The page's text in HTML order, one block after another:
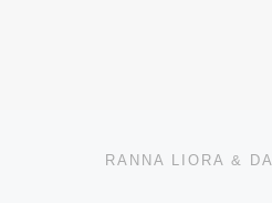
ZURÜCK ZUR BEITRAGSLISTE